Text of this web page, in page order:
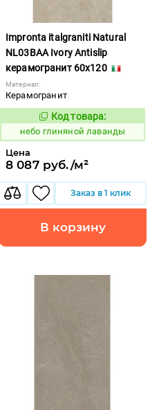
Impronta italgraniti Natural
NL03BAA Ivory Antislip
керамогранит 60x120
Материал:
Керамогранит
1111541
Код товара:
небо глиняной лаванды
Цена
8 087 руб./м²
Заказ в 1 клик
В корзину